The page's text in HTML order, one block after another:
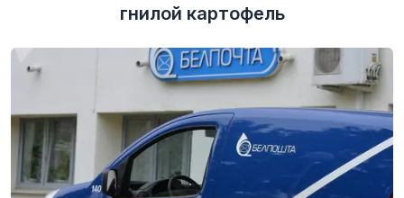
гнилой картофель